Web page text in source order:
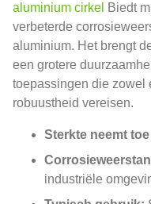
aluminium cirkel Biedt
verbeterde
aluminium. Het brengt
een grotere
toepassingen die zowel
robuustheid vereisen.
Sterkte neemt
industriële